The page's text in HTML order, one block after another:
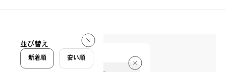
28 件
並び替え
新着順 安い順